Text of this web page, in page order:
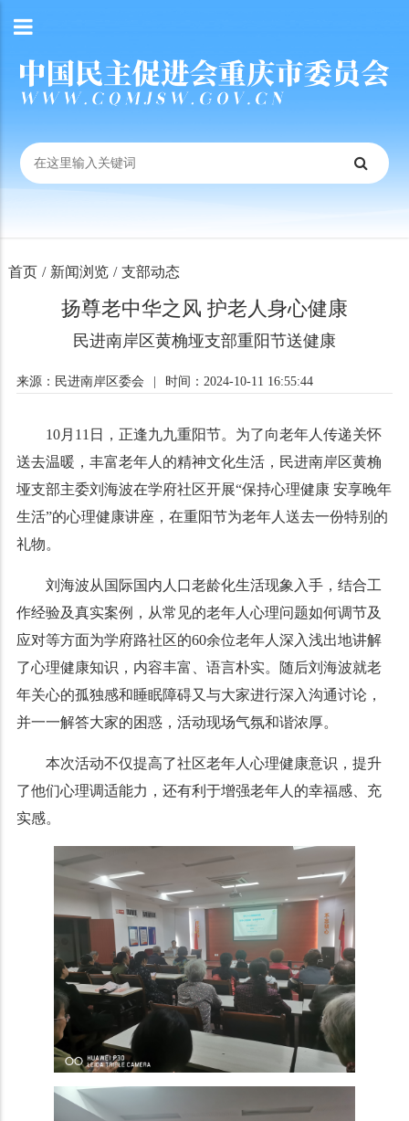
首页 / 新闻浏览 / 支部动态
扬尊老中华之风 护老人身心健康
民进南岸区黄桷垭支部重阳节送健康
来源：民进南岸区委会 时间：2024-10-11 16:55:44
10月11日，正逢九九重阳节。为了向老年人传递关怀
送去温暖，丰富老年人的精神文化生活，民进南岸区黄桷
垭支部主委刘海波在学府社区开展“保持心理健康 安享晚年
生活”的心理健康讲座，在重阳节为老年人送去一份特别的
礼物。
刘海波从国际国内人口老龄化生活现象入手，结合工
作经验及真实案例，从常见的老年人心理问题如何调节及
应对等方面为学府路社区的60余位老年人深入浅出地讲解
了心理健康知识，内容丰富、语言朴实。随后刘海波就老
年关心的孤独感和睡眠障碍又与大家进行深入沟通讨论，
并一一解答大家的困惑，活动现场气氛和谐浓厚。
本次活动不仅提高了社区老年人心理健康意识，提升
了他们心理调适能力，还有利于增强老年人的幸福感、充
实感。